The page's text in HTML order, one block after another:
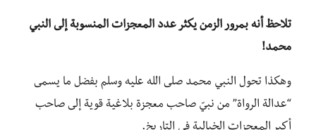
تلاحظ أنه بمرور الزمن يكثر عدد المعجزات المنسوبة إلى النبي
محمد!
وهكذا تحول النبي محمد صلى الله عليه وسلم بفضل ما يسمى
“عدالة الرواة” من نبيّ صاحب معجزة بلاغية قوية إلى صاحب